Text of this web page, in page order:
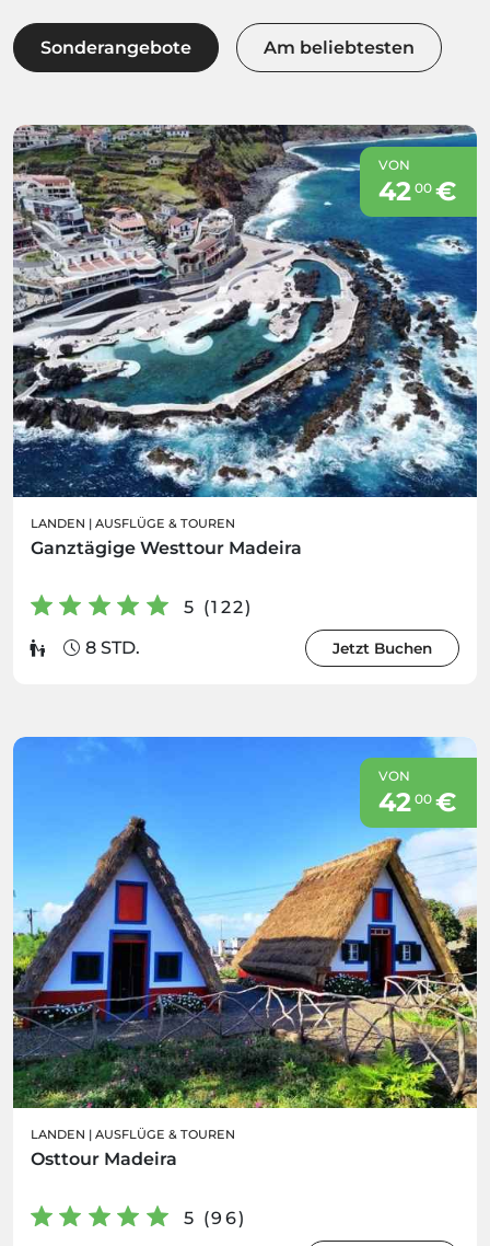
Sonderangebote Am beliebtesten
VON
42 00€
LANDEN | AUSFLÜGE & TOUREN
Ganztägige Westtour Madeira
5 (122)
8 STD.
Jetzt Buchen
VON
42 00€
LANDEN | AUSFLÜGE & TOUREN
Osttour Madeira
5 (96)